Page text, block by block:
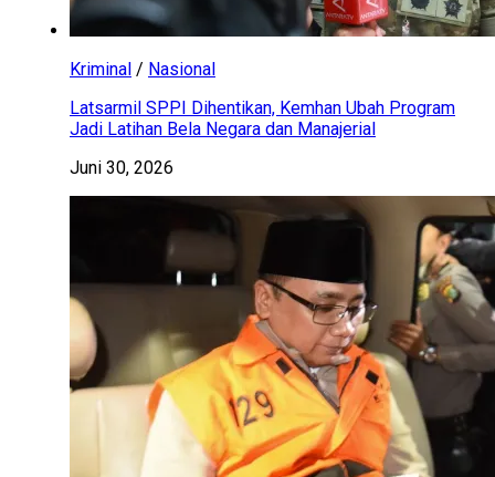
Kriminal / Nasional
Latsarmil SPPI Dihentikan, Kemhan Ubah Program
Jadi Latihan Bela Negara dan Manajerial
Juni 30, 2026